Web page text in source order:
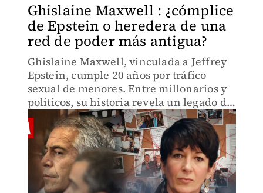
Ghislaine Maxwell : ¿cómplice
de Epstein o heredera de una
red de poder más antigua?
Ghislaine Maxwell, vinculada a Jeffrey
Epstein, cumple 20 años por tráfico
sexual de menores. Entre millonarios y
políticos, su historia revela un legado de
poder, secretos y encubrimientos que
plantea si fue cómplice o heredera de
una red construida